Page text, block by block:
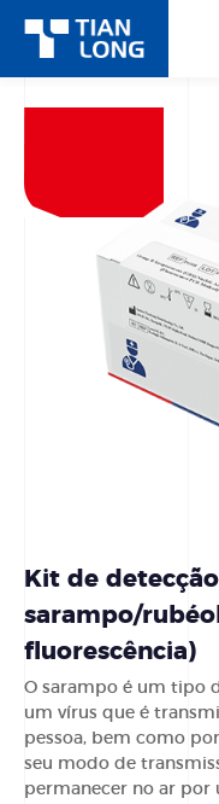
Kit de
sarampo/
fluorescência)
O sarampo é um tipo
um vírus que é
pessoa, bem como
seu modo de
permanecer no ar por